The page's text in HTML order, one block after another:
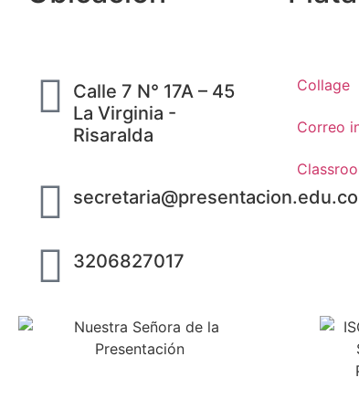
Calle 7 N° 17A – 45
La Virginia -
Risaralda
secretaria@presentacion.edu.co
3206827017
Collage
Correo